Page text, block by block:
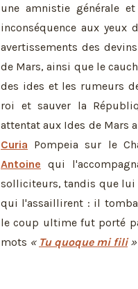
une amnistie générale
inconséquence aux yeux
avertissements des
de Mars, ainsi que le
des ides et les rumeurs
roi et sauver la
attentat aux Ides de Mars
Curia Pompeia sur le
Antoine qui
solliciteurs, tandis que lui
qui l'assaillirent : il
le coup ultime fut porté
mots « Tu quoque mi fili»